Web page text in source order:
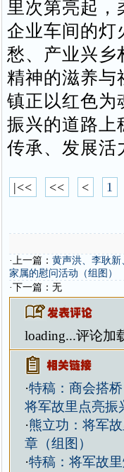
里次第亮起
企业车间的灯
愁、产业兴乡
精神的滋养与
镇正以红色为
振兴的道路上
传承、发展活
|<< << < 1
·上一篇： 黄声洪、李耿新
家属的慰问活动（组图）
·下一篇：无
loading...评论加
·特稿：商会搭
将军故里点亮振
·熊立功：将军
章（组图）
·特稿：将军故